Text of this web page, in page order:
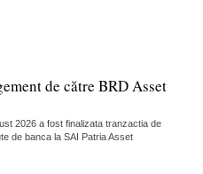
de către BRD Asset
2026 a fost finalizata tranzactia de
de banca la SAI Patria Asset